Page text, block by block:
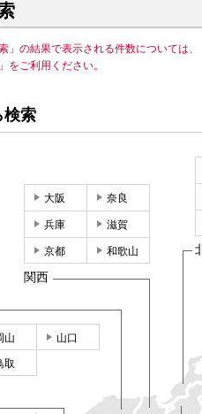
」の結果で表示される件数については
をご利用ください。
検索
大阪 奈良
兵庫 滋賀
京都 和歌山
関西
山 山口
取